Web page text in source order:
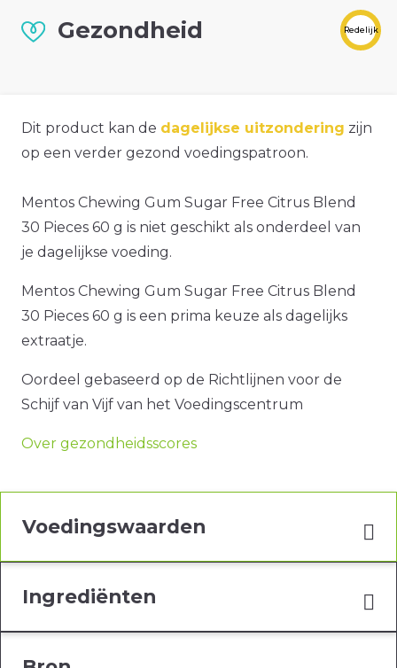
Gezondheid Redelijk
Dit product kan de dagelijkse uitzondering zijn
op een verder gezond voedingspatroon.
Mentos Chewing Gum Sugar Free Citrus Blend
30 Pieces 60 g is niet geschikt als onderdeel van
je dagelijkse voeding.
Mentos Chewing Gum Sugar Free Citrus Blend
30 Pieces 60 g is een prima keuze als dagelijks
extraatje.
Oordeel gebaseerd op de Richtlijnen voor de
Schijf van Vijf van het Voedingscentrum
Over gezondheidsscores
Voedingswaarden
Ingrediënten